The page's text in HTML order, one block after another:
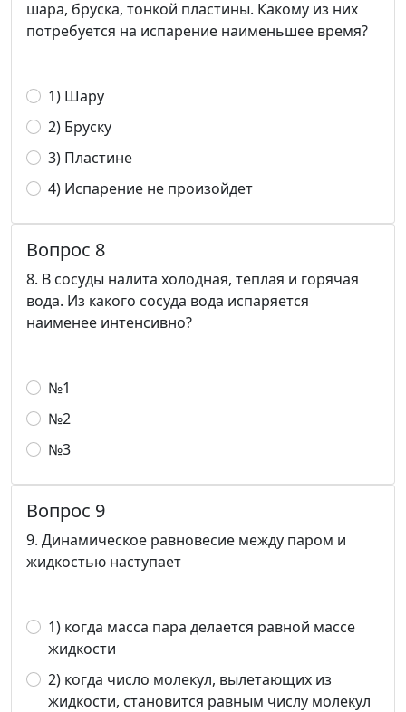
шара, бруска, тонкой пластины. Какому из них
потребуется на испарение наименьшее время?
1) Шару
2) Бруску
3) Пластине
4) Испарение не произойдет
Вопрос 8
8. В сосуды налита холодная, теплая и горячая
вода. Из какого сосуда вода испаряется
наименее интенсивно?
№1
№2
№3
Вопрос 9
9. Динамическое равновесие между паром и
жидкостью наступает
1) когда масса пара делается равной массе
жидкости
2) когда число молекул, вылетающих из
жидкости, становит­ся равным числу молекул